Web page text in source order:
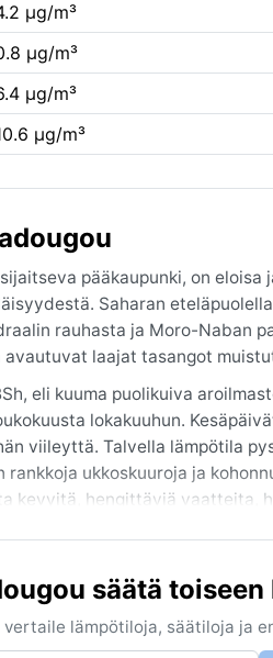
µg/m³
µg/m³
µg/m³
µg/m³
pääkaupunki, on
Saharan
rauhasta ja Moro-Naban
laajat tasangot
eli kuuma puolikuiva
lokakuuhun.
viileyttä. Talvella lämpötila
rankkoja ukkoskuuroja ja
kevyitä, hengittäviä vaatteita,
kuukaudet marraskuusta
ilma voi tuntua erityisen
siirtymäkausina.
säätä
lämpötiloja, säätiloja ja